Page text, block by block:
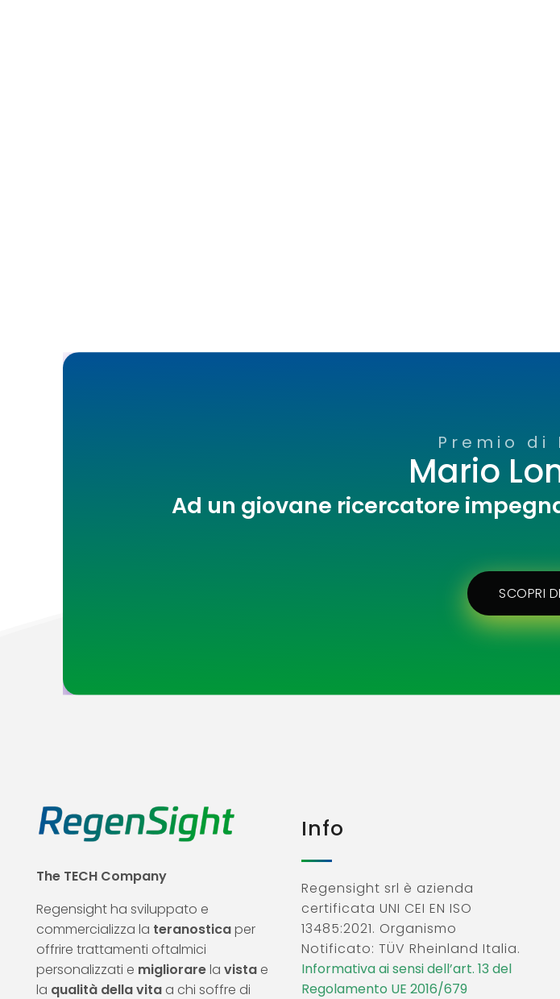
Premio di
Mario
Ad un giovane ricercatore
SCOPRI
The TECH Company
Regensight ha sviluppato e
commercializza la teranosticaper
offrire trattamenti oftalmici
personalizzati e migliorarela vista e
la qualità della vita a chi soffre di
Info
Regensight srl è azienda
certificata UNI CEI EN ISO
13485:2021. Organismo
Notificato: TÜV Rheinland Italia.
Informativa ai sensi dell’art. 13 del
Regolamento UE 2016/679